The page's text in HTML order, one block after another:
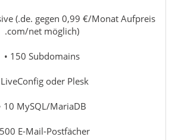
(.de. gegen 0,99 €/Monat Aufpreis
.com/net möglich)
• 150 Subdomains
LiveConfig oder Plesk
10 MySQL/MariaDB
E-Mail-Postfächer